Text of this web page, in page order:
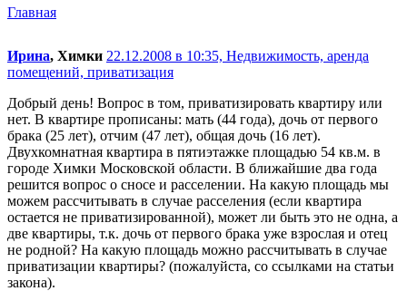
Главная
Ирина, Химки 22.12.2008 в 10:35, Недвижимость, аренда
помещений, приватизация
Добрый день! Вопрос в том, приватизировать квартиру или
нет. В квартире прописаны: мать (44 года), дочь от первого
брака (25 лет), отчим (47 лет), общая дочь (16 лет).
Двухкомнатная квартира в пятиэтажке площадью 54 кв.м. в
городе Химки Московской области. В ближайшие два года
решится вопрос о сносе и расселении. На какую площадь мы
можем рассчитывать в случае расселения (если квартира
остается не приватизированной), может ли быть это не одна, а
две квартиры, т.к. дочь от первого брака уже взрослая и отец
не родной? На какую площадь можно рассчитывать в случае
приватизации квартиры? (пожалуйста, со ссылками на статьи
закона).